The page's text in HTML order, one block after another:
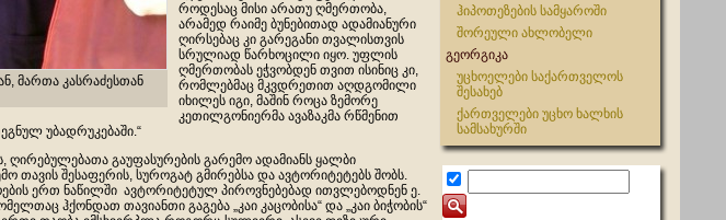
მართა კასრაძესთან
როდესაც მისი არათუ ღმერთობა,
არამედ რაიმე ბუნებითად ადამიანური
ღირსებაც კი გარეგანი თვალისთვის
სრულიად წარხოცილი იყო. უფლის
ღმერთობას ეჭვობდენ თვით ისინიც კი,
რომლებმაც მკვდრეთით აღდგომილი
იხილეს იგი, მაშინ როცა ზემორე
კეთილგონიერმა ავაზაკმა რწმენით
უბადრუკებაში.“
ღირებულებათა გაუფასურების გარემო ადამიანს ყალბი
თავის შესაფერის, სუროგატ გმირებსა და ავტორიტეტებს შობს.
ერთ ნაწილში ავტორიტეტულ პიროვნებებად ითვლებოდნენ ე.
ჰქონდათ თავიანთი გაგება „კაი კაცობისა“ და „კაი ბიჭობის“
ჰიპოთეზების სამყაროში
შორეული ახლობელი
გეორგიკა
უცხოელები საქართველოს
შესახებ
ქართველები უცხო ხალხის
სამსახურში